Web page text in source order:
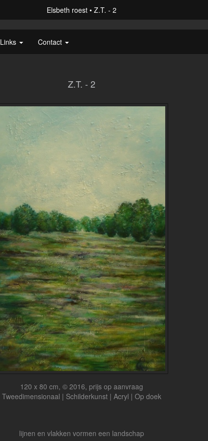
Elsbeth roest Z.T. - 2
Links Contact
Z.T. - 2
120 x 80 cm, © 2016, prijs op aanvraag
Tweedimensionaal | Schilderkunst | Acryl | Op doek
lijnen en vlakken vormen een landschap